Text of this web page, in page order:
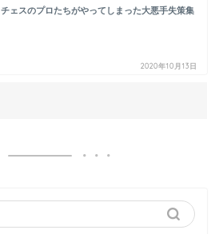
チェスのプロたちがやってしまった大悪手失策集
2020年10月13日